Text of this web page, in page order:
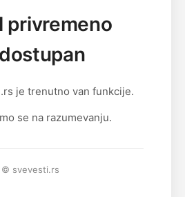
privremeno
je trenutno van funkcije.
se na razumevanju.
© svevesti.rs